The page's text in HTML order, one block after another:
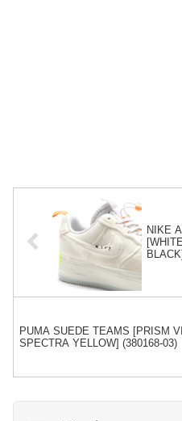
NIKE
PUMA SUEDE TEAMS [PRISM
SPECTRA YELLOW] (380168-03)